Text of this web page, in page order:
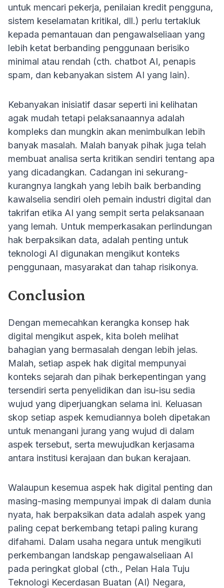
untuk mencari pekerja, penilaian kredit pengguna,
sistem keselamatan kritikal, dll.) perlu tertakluk
kepada pemantauan dan pengawalseliaan yang
lebih ketat berbanding penggunaan berisiko
minimal atau rendah (cth. chatbot AI, penapis
spam, dan kebanyakan sistem AI yang lain).
Kebanyakan inisiatif dasar seperti ini kelihatan
agak mudah tetapi pelaksanaannya adalah
kompleks dan mungkin akan menimbulkan lebih
banyak masalah. Malah banyak pihak juga telah
membuat analisa serta kritikan sendiri tentang apa
yang dicadangkan. Cadangan ini sekurang-
kurangnya langkah yang lebih baik berbanding
kawalselia sendiri oleh pemain industri digital dan
takrifan etika AI yang sempit serta pelaksanaan
yang lemah. Untuk memperkasakan perlindungan
hak berpaksikan data, adalah penting untuk
teknologi AI digunakan mengikut konteks
penggunaan, masyarakat dan tahap risikonya.
Conclusion
Dengan memecahkan kerangka konsep hak
digital mengikut aspek, kita boleh melihat
bahagian yang bermasalah dengan lebih jelas.
Malah, setiap aspek hak digital mempunyai
konteks sejarah dan pihak berkepentingan yang
tersendiri serta penyelidikan dan isu-isu sedia
wujud yang diperjuangkan selama ini. Keluasan
skop setiap aspek kemudiannya boleh dipetakan
untuk menangani jurang yang wujud di dalam
aspek tersebut, serta mewujudkan kerjasama
antara institusi kerajaan dan bukan kerajaan.
Walaupun kesemua aspek hak digital penting dan
masing-masing mempunyai impak di dalam dunia
nyata, hak berpaksikan data adalah aspek yang
paling cepat berkembang tetapi paling kurang
difahami. Dalam usaha negara untuk mengikuti
perkembangan landskap pengawalseliaan AI
pada peringkat global (cth., Pelan Hala Tuju
Teknologi Kecerdasan Buatan (AI) Negara,